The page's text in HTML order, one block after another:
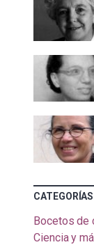
CATEGORÍAS
Bocetos de
Ciencia y